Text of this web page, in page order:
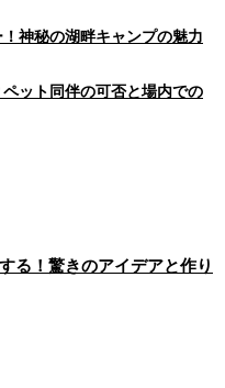
神秘の湖畔キャンプの魅力
ット同伴の可否と場内での
る！驚きのアイデアと作り